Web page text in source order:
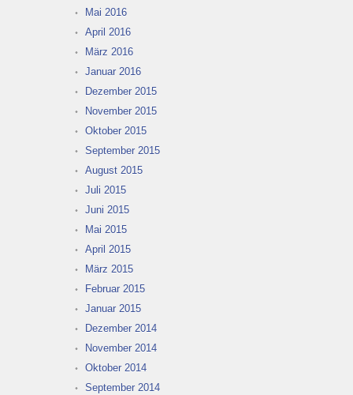
Mai 2016
April 2016
März 2016
Januar 2016
Dezember 2015
November 2015
Oktober 2015
September 2015
August 2015
Juli 2015
Juni 2015
Mai 2015
April 2015
März 2015
Februar 2015
Januar 2015
Dezember 2014
November 2014
Oktober 2014
September 2014